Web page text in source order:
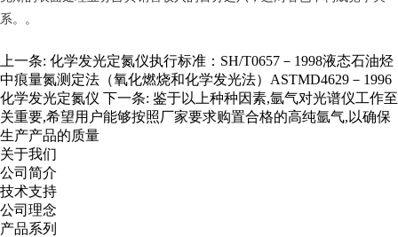
系。。
上一条: 化学发光定氮仪执行标准：SH/T0657－1998液态石油烃
中痕量氮测定法（氧化燃烧和化学发光法）ASTMD4629－1996
化学发光定氮仪 下一条: 鉴于以上种种因素,氩气对光谱仪工作至
关重要,希望用户能够按照厂家要求购置合格的高纯氩气,以确保
生产产品的质量
关于我们
公司简介
技术支持
公司理念
产品系列